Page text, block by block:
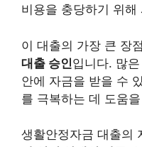
비용을 충당하기 위해
이 대출의 가장 큰 장
대출 승인입니다. 많
안에 자금을 받을 수
를 극복하는 데 도움
생활안정자금 대출의